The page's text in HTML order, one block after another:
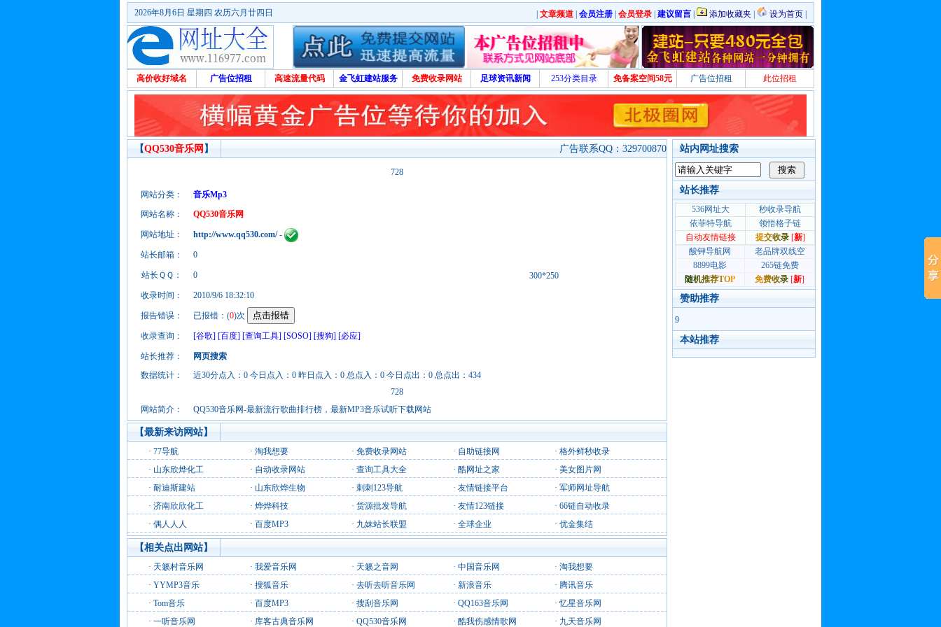
文章频道 会员注册 会员登录 建议留言 添加收藏夹 设为首页
2026年8月6日 星期四 农历六月廿四日
高价收好域名 广告位招租 高速流量代码 金飞虹建站服务 免费收录网站 足球资讯新闻 253分类目录 免备案空间58元 广告位招租 此位招租
站内网址搜索
站长推荐
赞助推荐
9
本站推荐
广告联系QQ：329700870
【QQ530音乐网 】
728
网站分类： 音乐Mp3
300*250
网站名称： QQ530音乐网
网站地址： http://www.qq530.com/-
站长邮箱： 0
站长ＱＱ： 0
收录时间： 2010/9/6 18:32:10
报告错误： 已报错：(0)次
收录查询： [谷歌] [百度] [查询工具] [SOSO] [搜狗] [必应]
站长推荐：
网页搜索
数据统计：
近30分点入：0 今日点入：0 昨日点入：0 总点入：0 今日点出：0 总点出：434
728
网站简介：
QQ530音乐网-最新流行歌曲排行榜，最新MP3音乐试听下载网站
【最新来访网站】
· 77导航 · 淘我想要 · 免费收录网站 · 自助链接网 · 格外鲜秒收录
· 山东欣烨化工 · 自动收录网站 · 查询工具大全 · 酷网址之家 · 美女图片网
· 耐迪斯建站 · 山东欣烨生物 · 刺刺123导航 · 友情链接平台 · 军师网址导航
· 济南欣欣化工 · 烨烨科技 · 货源批发导航 · 友情123链接 · 66链自动收录
· 偶人人人 · 百度MP3 · 九妹站长联盟 · 全球企业 · 优金集结
【相关点出网站】
· 天籁村音乐网 · 我爱音乐网 · 天籁之音网 · 中国音乐网 · 淘我想要
· YYMP3音乐 · 搜狐音乐 · 去听去听音乐网 · 新浪音乐 · 腾讯音乐
· Tom音乐 · 百度MP3 · 搜刮音乐网 · QQ163音乐网 ·忆星音乐网
· 一听音乐网 · 库客古典音乐网 · QQ530音乐网 · 酷我伤感情歌网 · 九天音乐网